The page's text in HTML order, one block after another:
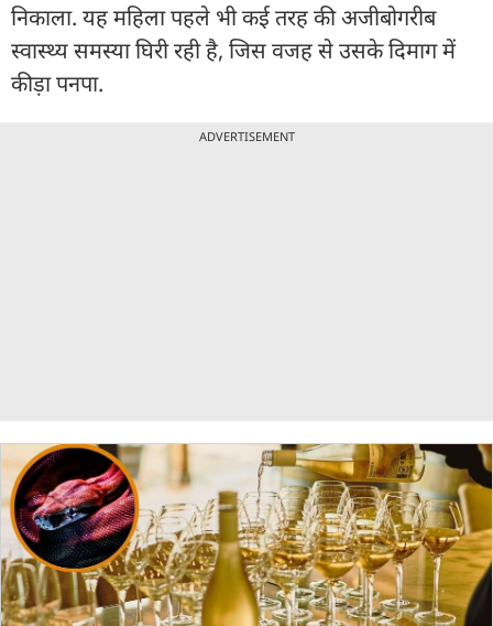
निकाला. यह महिला पहले भी कई तरह की अजीबोगरीब
स्वास्थ्य समस्या घिरी रही है, जिस वजह से उसके दिमाग में
कीड़ा पनपा.
ADVERTISEMENT